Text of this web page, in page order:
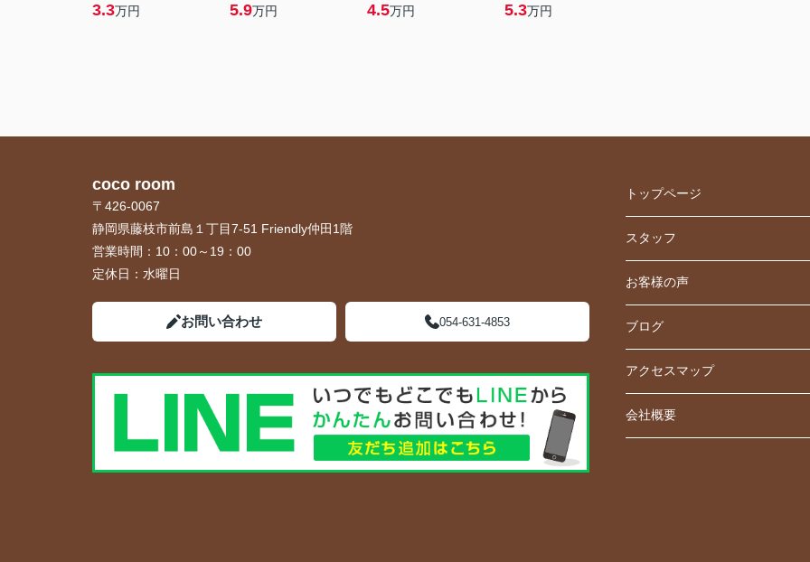
3.3万円 5.9万円 4.5万円 5.3万円
coco room
〒426-0067
静岡県藤枝市前島１丁目7-51 Friendly仲田1階
営業時間： 10：00～19：00
定休日： 水曜日
お問い合わせ 054-631-4853
トップページ
スタッフ
お客様の声
ブログ
アクセスマップ
会社概要